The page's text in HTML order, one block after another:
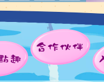
趣
合作伙伴